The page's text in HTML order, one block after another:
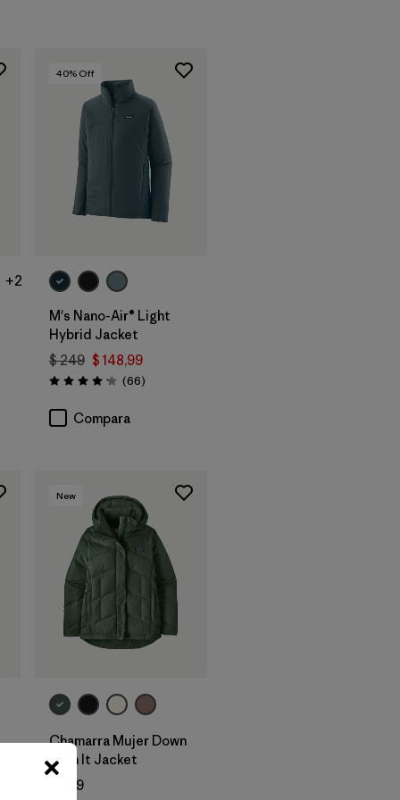
+2
40% Off
M's Nano-Air® Light
Hybrid Jacket
$ 249 $ 148,99
Valoración: 4.2 / 5
(66Comentarios
)
Compara
New
Chamarra Mujer Down
With It Jacket
$ 239